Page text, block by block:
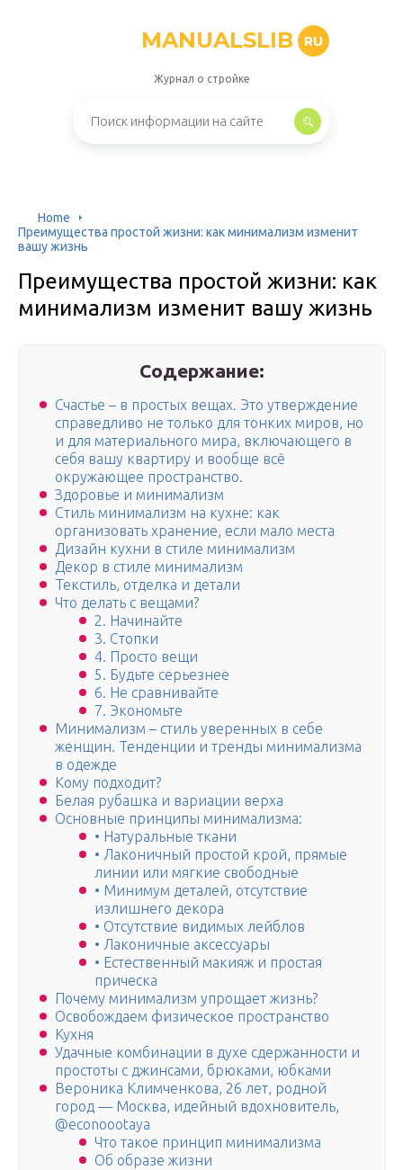
MANUALSLIB RU
Журнал о стройке
Home
Преимущества простой жизни: как минимализм изменит
вашу жизнь
Преимущества простой жизни: как
минимализм изменит вашу жизнь
Содержание:
Счастье – в простых вещах. Это утверждение
справедливо не только для тонких миров, но
и для материального мира, включающего в
себя вашу квартиру и вообще всё
окружающее пространство.
Здоровье и минимализм
Стиль минимализм на кухне: как
организовать хранение, если мало места
Дизайн кухни в стиле минимализм
Декор в стиле минимализм
Текстиль, отделка и детали
Что делать с вещами?
2. Начинайте
3. Стопки
4. Просто вещи
5. Будьте серьезнее
6. Не сравнивайте
7. Экономьте
Минимализм – стиль уверенных в себе
женщин. Тенденции и тренды минимализма
в одежде
Кому подходит?
Белая рубашка и вариации верха
Основные принципы минимализма:
• Натуральные ткани
• Лаконичный простой крой, прямые
линии или мягкие свободные
• Минимум деталей, отсутствие
излишнего декора
• Отсутствие видимых лейблов
• Лаконичные аксессуары
• Естественный макияж и простая
прическа
Почему минимализм упрощает жизнь?
Освобождаем физическое пространство
Кухня
Удачные комбинации в духе сдержанности и
простоты с джинсами, брюками, юбками
Вероника Климченкова, 26 лет, родной
город — Москва, идейный вдохновитель,
@econoootaya
Что такое принцип минимализма
Об образе жизни